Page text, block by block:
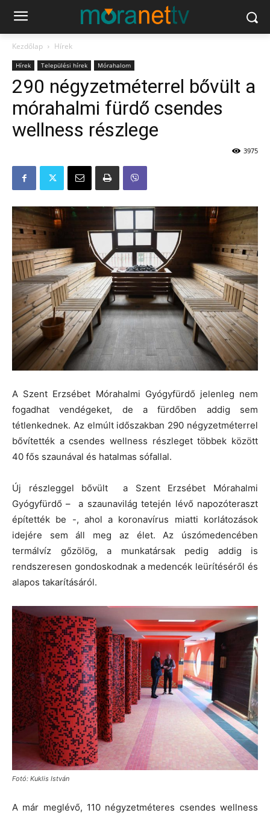
Kezdőlap Hírek
Hírek Települési hírek Mórahalom
290 négyzetméterrel bővült a
mórahalmi fürdő csendes
wellness részlege
3975
A Szent Erzsébet Mórahalmi Gyógyfürdő jelenleg nem
fogadhat vendégeket, de a fürdőben addig sem
tétlenkednek. Az elmúlt időszakban 290 négyzetméterrel
bővítették a csendes wellness részleget többek között
40 fős szaunával és hatalmas sófallal.
Új részleggel bővült a Szent Erzsébet Mórahalmi
Gyógyfürdő – a szaunavilág tetején lévő napozóteraszt
építették be -, ahol a koronavírus miatti korlátozások
idejére sem áll meg az élet. Az úszómedencében
termálvíz gőzölög, a munkatársak pedig addig is
rendszeresen gondoskodnak a medencék leürítéséről és
alapos takarításáról.
Fotó: Kuklis István
A már meglévő, 110 négyzetméteres csendes wellness